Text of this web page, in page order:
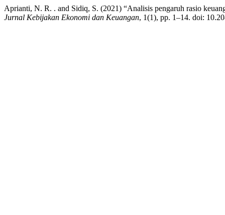
Aprianti, N. R. . and Sidiq, S. (2021) “Analisis pengaruh rasio
Jurnal Kebijakan Ekonomi dan Keuangan, 1(1), pp. 1–14. doi: